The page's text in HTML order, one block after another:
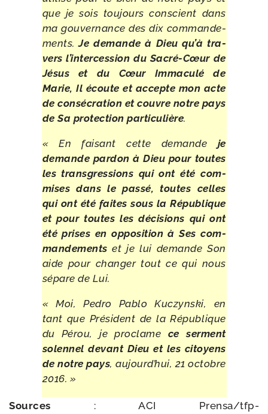
que je sois tou­jours conscient dans
ma gou­ver­nance des dix com­man­de­
ments.Je demande à Dieu qu’à tra­
vers l’intercession du Sacré-​Cœur de
Jésus et du Cœur Immaculé de
Marie, Il écoute et accepte mon acte
de consé­cra­tion et couvre notre pays
de Sa pro­tec­tion par­ti­cu­lière.
« En fai­sant cette demande je
demande par­don à Dieu pour toutes
les trans­gres­sions qui ont été com­
mises dans le pas­sé, toutes celles
qui ont été faites sous la République
et pour toutes les déci­sions qui ont
été prises en oppo­si­tion à Ses com­
man­de­mentset je lui demande Son
aide pour chan­ger tout ce qui nous
sépare de Lui.
« Moi, Pedro Pablo Kuczynski, en
tant que Président de la République
du Pérou, je pro­clame ce ser­ment
solen­nel devant Dieu et les citoyens
de notre pays, aujourd’hui, 21 octobre
2016. »
Sources : ACI Prensa/tfp-